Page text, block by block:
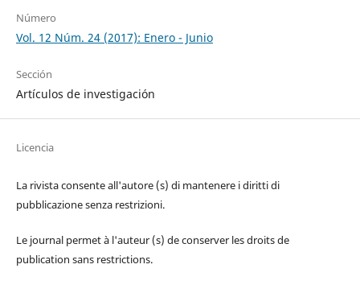
Número
Vol. 12 Núm. 24 (2017): Enero - Junio
Sección
Artículos de investigación
Licencia
La rivista consente all'autore (s) di mantenere i diritti di
pubblicazione senza restrizioni.
Le journal permet à l'auteur (s) de conserver les droits de
publication sans restrictions.